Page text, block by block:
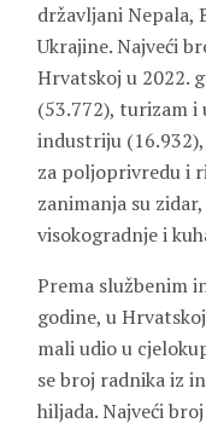
državljani Nepala,
Ukrajine. Najveći
Hrvatskoj u 2022.
(53.772), turizam
industriju
za poljoprivredu i
zanimanja su
visokogradnje i
Prema službenim
godine, u
mali udio u
se broj radnika iz
hiljada. Najveći